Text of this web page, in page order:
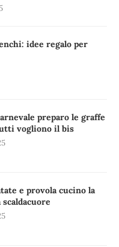
idee regalo per
preparo le graffe
vogliono il bis
e provola cucino la